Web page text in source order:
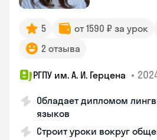
5 от 1590 ₽ за урок
2 отзыва
РГПУ им. А. И. Герцена •
Обладает дипломом
языков
Строит уроки вокруг